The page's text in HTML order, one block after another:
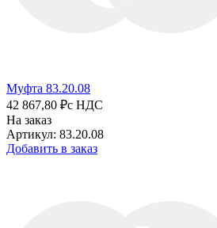
Муфта 83.20.08
42 867,80 ₽с НДС
На заказ
Артикул: 83.20.08
Добавить в заказ